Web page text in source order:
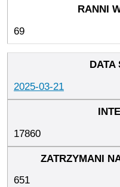
69
2025-03-21
17860
651